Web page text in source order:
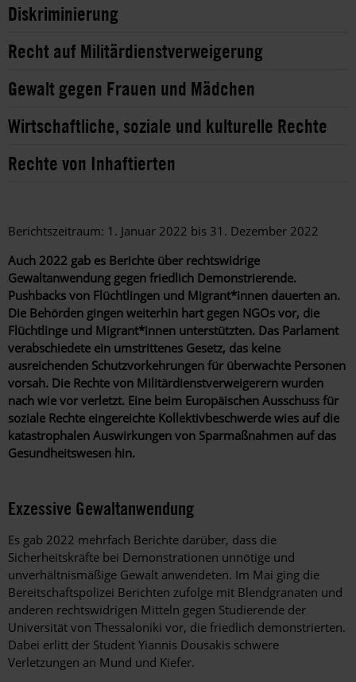
Diskriminierung
Recht auf Militärdienstverweigerung
Gewalt gegen Frauen und Mädchen
Wirtschaftliche, soziale und kulturelle Rechte
Rechte von Inhaftierten
Berichtszeitraum: 1. Januar 2022 bis 31. Dezember 2022
Auch 2022 gab es Berichte über rechtswidrige
Gewaltanwendung gegen friedlich Demonstrierende.
Pushbacks von Flüchtlingen und Migrant*innen dauerten an.
Die Behörden gingen weiterhin hart gegen NGOs vor, die
Flüchtlinge und Migrant*innen unterstützten. Das Parlament
verabschiedete ein umstrittenes Gesetz, das keine
ausreichenden Schutzvorkehrungen für überwachte Personen
vorsah. Die Rechte von Militärdienstverweigerern wurden
nach wie vor verletzt. Eine beim Europäischen Ausschuss für
soziale Rechte eingereichte Kollektivbeschwerde wies auf die
katastrophalen Auswirkungen von Sparmaßnahmen auf das
Gesundheitswesen hin.
Exzessive Gewaltanwendung
Es gab 2022 mehrfach Berichte darüber, dass die
Sicherheitskräfte bei Demonstrationen unnötige und
unverhältnismäßige Gewalt anwendeten. Im Mai ging die
Bereitschaftspolizei Berichten zufolge mit Blendgranaten und
anderen rechtswidrigen Mitteln gegen Studierende der
Universität von Thessaloniki vor, die friedlich demonstrierten.
Dabei erlitt der Student Yiannis Dousakis schwere
Verletzungen an Mund und Kiefer.